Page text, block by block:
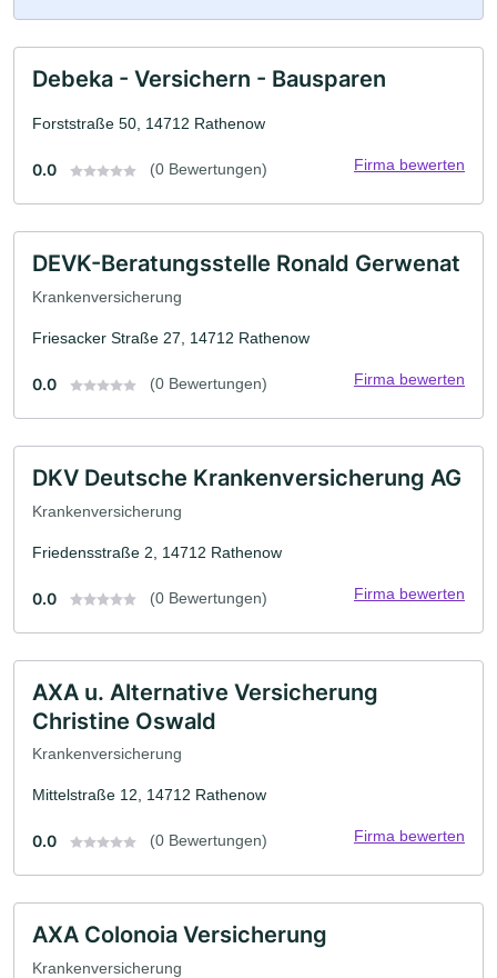
Debeka - Versichern - Bausparen
Forststraße 50, 14712 Rathenow
0.0 (0 Bewertungen) Firma bewerten
DEVK-Beratungsstelle Ronald Gerwenat
Krankenversicherung
Friesacker Straße 27, 14712 Rathenow
0.0 (0 Bewertungen) Firma bewerten
DKV Deutsche Krankenversicherung AG
Krankenversicherung
Friedensstraße 2, 14712 Rathenow
0.0 (0 Bewertungen) Firma bewerten
AXA u. Alternative Versicherung
Christine Oswald
Krankenversicherung
Mittelstraße 12, 14712 Rathenow
0.0 (0 Bewertungen) Firma bewerten
AXA Colonoia Versicherung
Krankenversicherung